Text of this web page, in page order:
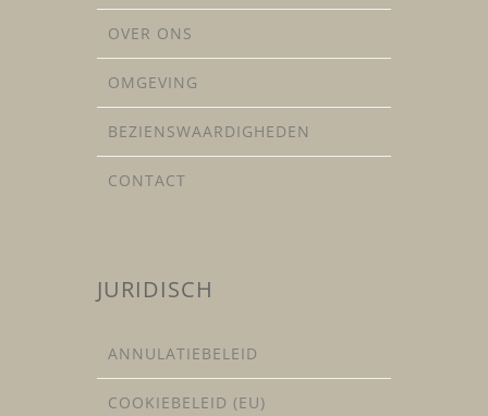
OVER ONS
OMGEVING
BEZIENSWAARDIGHEDEN
CONTACT
JURIDISCH
ANNULATIEBELEID
COOKIEBELEID (EU)